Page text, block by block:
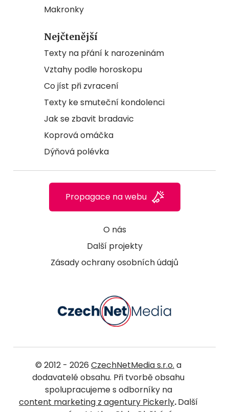
Makronky
Nejčtenější
Texty na přání k narozeninám
Vztahy podle horoskopu
Co jíst při zvracení
Texty ke smuteční kondolenci
Jak se zbavit bradavic
Koprová omáčka
Dýňová polévka
O nás
Další projekty
Zásady ochrany osobních údajů
Propagace na webu
© 2012 - 2026 CzechNetMedia s.r.o. a
dodavatelé obsahu. Při tvorbě obsahu
spolupracujeme s odborníky na
content marketing z agentury Pickerly.Další